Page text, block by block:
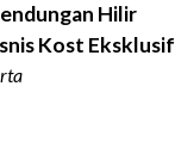
Hilir
Kost Eksklusif